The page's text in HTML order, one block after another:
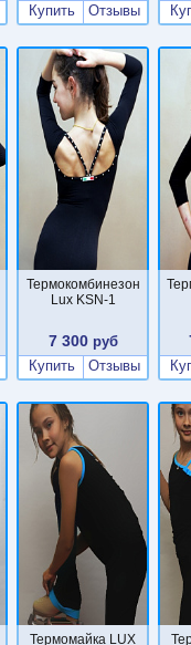
Купить
Отзывы
Термокомбинезон
Lux KSN-1
7 300руб
Купить
Отзывы
Термомайка LUX